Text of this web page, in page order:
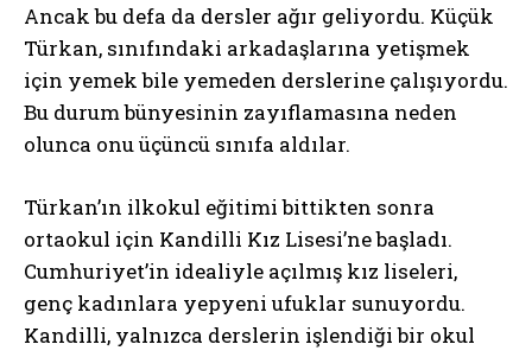
Ancak bu defa da dersler ağır geliyordu. Küçük
Türkan, sınıfındaki arkadaşlarına yetişmek
için yemek bile yemeden derslerine çalışıyordu.
Bu durum bünyesinin zayıflamasına neden
olunca onu üçüncü sınıfa aldılar.
Türkan’ın ilkokul eğitimi bittikten sonra
ortaokul için Kandilli Kız Lisesi’ne başladı.
Cumhuriyet’in idealiyle açılmış kız liseleri,
genç kadınlara yepyeni ufuklar sunuyordu.
Kandilli, yalnızca derslerin işlendiği bir okul